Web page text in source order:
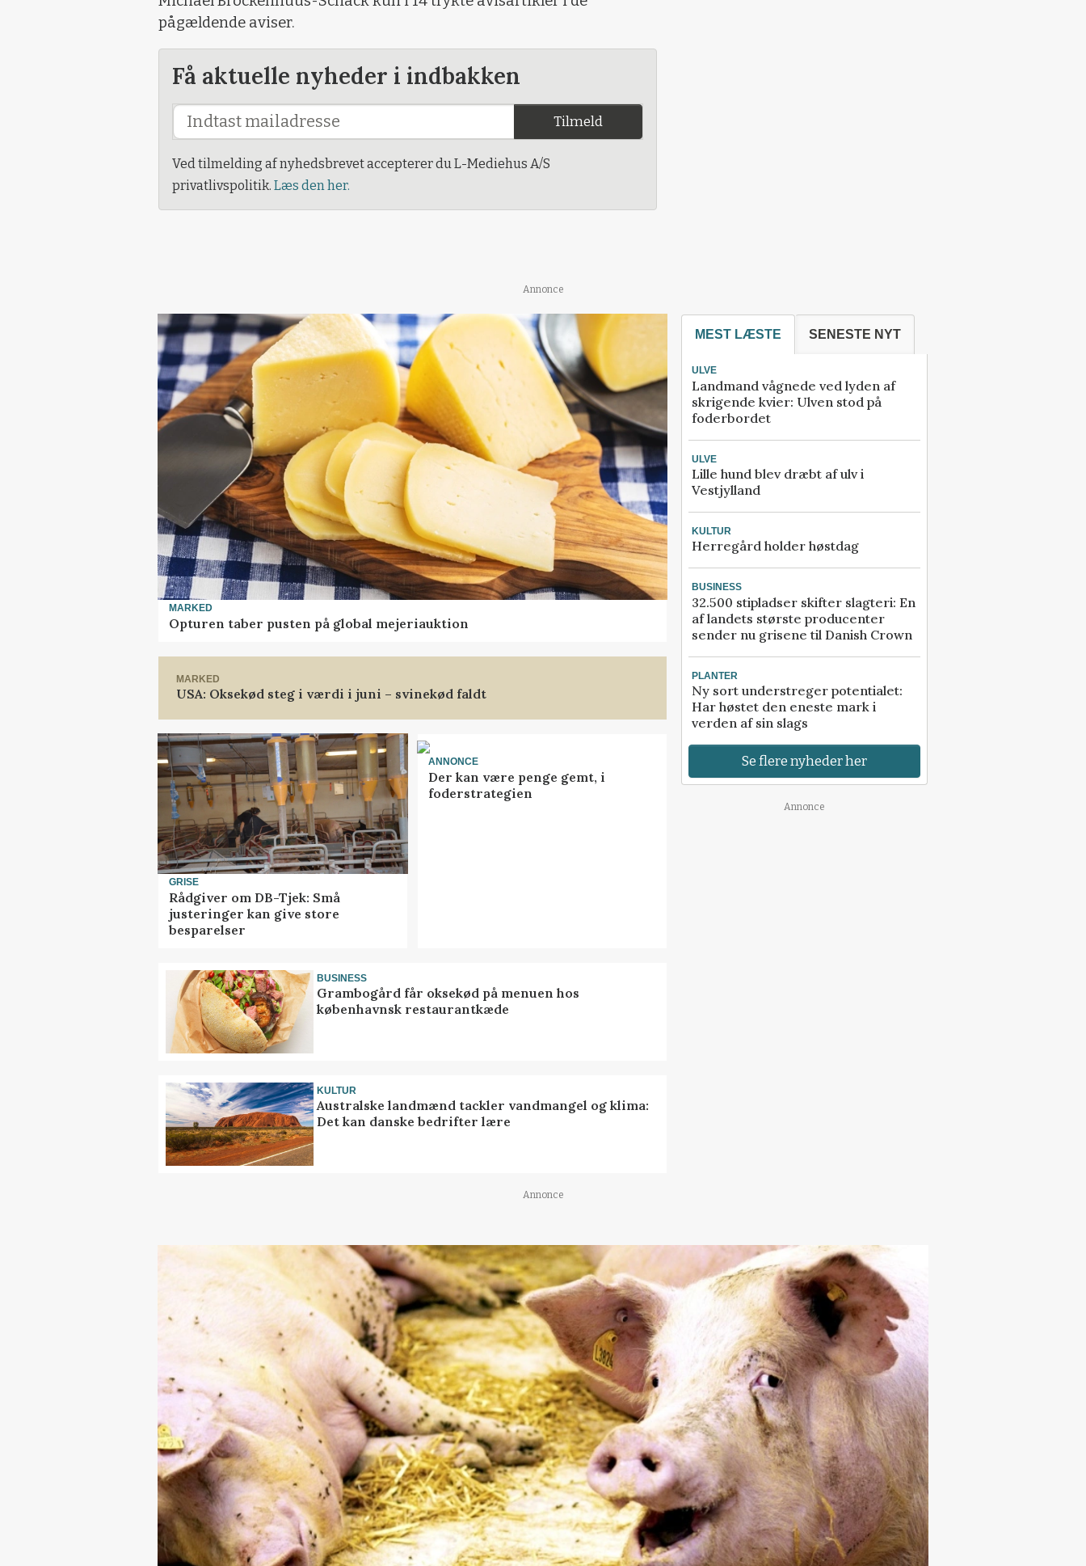
pågældende aviser.
Få aktuelle nyheder i indbakken
Tilmeld
Ved tilmelding af nyhedsbrevet accepterer du L-Mediehus A/S
privatlivspolitik. Læs den her.
Annonce
MARKED
Opturen taber pusten på global mejeriauktion
MARKED
USA: Oksekød steg i værdi i juni – svinekød faldt
GRISE
Rådgiver om DB-Tjek: Små
justeringer kan give store
besparelser
ANNONCE
Der kan være penge gemt, i
foderstrategien
BUSINESS
Grambogård får oksekød på menuen hos
københavnsk restaurantkæde
KULTUR
Australske landmænd tackler vandmangel og klima:
Det kan danske bedrifter lære
MEST LÆSTE SENESTE NYT
ULVE
Landmand vågnede ved lyden af
skrigende kvier: Ulven stod på
foderbordet
ULVE
Lille hund blev dræbt af ulv i
Vestjylland
KULTUR
Herregård holder høstdag
BUSINESS
32.500 stipladser skifter slagteri: En
af landets største producenter
sender nu grisene til Danish Crown
PLANTER
Ny sort understreger potentialet:
Har høstet den eneste mark i
verden af sin slags
Se flere nyheder her
Annonce
Annonce